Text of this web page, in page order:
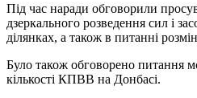
Під час наради обговорили
дзеркального розведення сил і
ділянках, а також в питанні
Було також обговорено питання
кількості КПВВ на Донбасі.